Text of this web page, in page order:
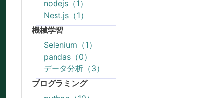
nodejs（1）
Nest.js（1）
機械学習
Selenium（1）
pandas（0）
データ分析（3）
プログラミング